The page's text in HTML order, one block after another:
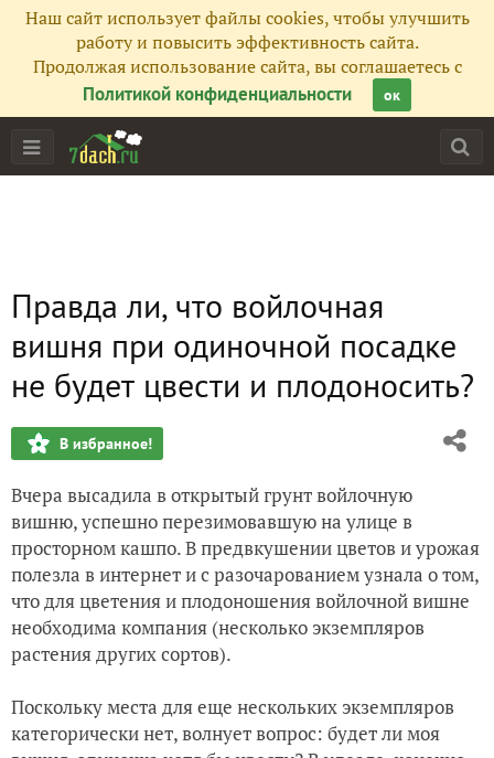
Наш сайт использует файлы cookies, чтобы улучшить
работу и повысить эффективность сайта.
Продолжая использование сайта, вы соглашаетесь с
Политикой конфиденциальности
ок
Правда ли, что войлочная
вишня при одиночной посадке
не будет цвести и плодоносить?
В избранное!
Вчера высадила в открытый грунт войлочную
вишню, успешно перезимовавшую на улице в
просторном кашпо. В предвкушении цветов и урожая
полезла в интернет и с разочарованием узнала о том,
что для цветения и плодоношения войлочной вишне
необходима компания (несколько экземпляров
растения других сортов).
Поскольку места для еще нескольких экземпляров
категорически нет, волнует вопрос: будет ли моя